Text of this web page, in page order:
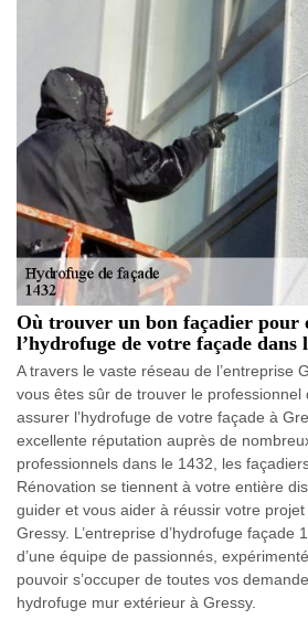
Où trouver un bon façadier pour
l’hydrofuge de votre façade dans
A travers le vaste réseau de l’entreprise
vous êtes sûr de trouver le professionnel
assurer l’hydrofuge de votre façade à
excellente réputation auprès de
professionnels dans le 1432, les
Rénovation se tiennent à votre entière
guider et vous aider à réussir votre
Gressy. L’entreprise d’hydrofuge façade
d’une équipe de passionnés,
pouvoir s’occuper de toutes vos
hydrofuge mur extérieur à Gressy.